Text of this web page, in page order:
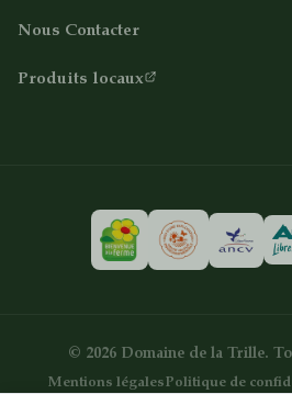
Nous
FR EN
Nous Contacter
Produits locaux
© 2026 Domaine de la Trille.
Mentions légalesPolitique de